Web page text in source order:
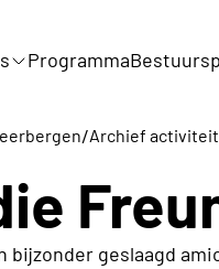
Programma
/Archief
bijzonder geslaagd